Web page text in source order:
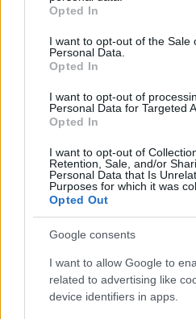
use your data for below
consent section.
Opted In
I want to opt-out of the Sale
Personal Data.
Opted In
I want to opt-out of
Personal Data for Targeted
Opted In
I want to opt-out of
Retention, Sale, and/or
Personal Data that Is
Purposes for which it was
Opted Out
Google consents
I want to allow Google to
related to advertising like
device identifiers in apps.
presenza di una
il rischio di interruzioni
attività professionali o
Holafly propone inoltre
contesti di mobilità molto
EuropaOrientale e
Cina-Hong Kong-Macao o
catalogo include anche
crociere, segmento ancora
GigSky: internet per
viaggiatori esigenti